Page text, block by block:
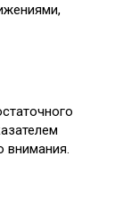
внимания.